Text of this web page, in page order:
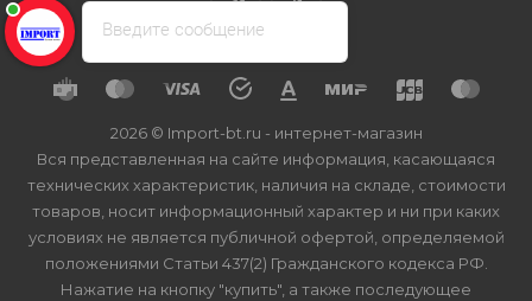
2026 © Import-bt.ru - интернет-магазин
Вся представленная на сайте информация, касающаяся
технических характеристик, наличия на складе, стоимости
товаров, носит информационный характер и ни при каких
условиях не является публичной офертой, определяемой
положениями Статьи 437(2) Гражданского кодекса РФ.
Нажатие на кнопку "купить", а также последующее
Введите сообщение